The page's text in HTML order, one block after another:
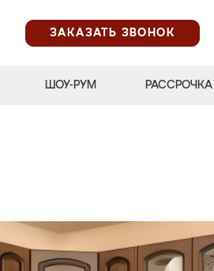
ЗАКАЗАТЬ ЗВОНОК
ШОУ-РУМ РАССРОЧКА